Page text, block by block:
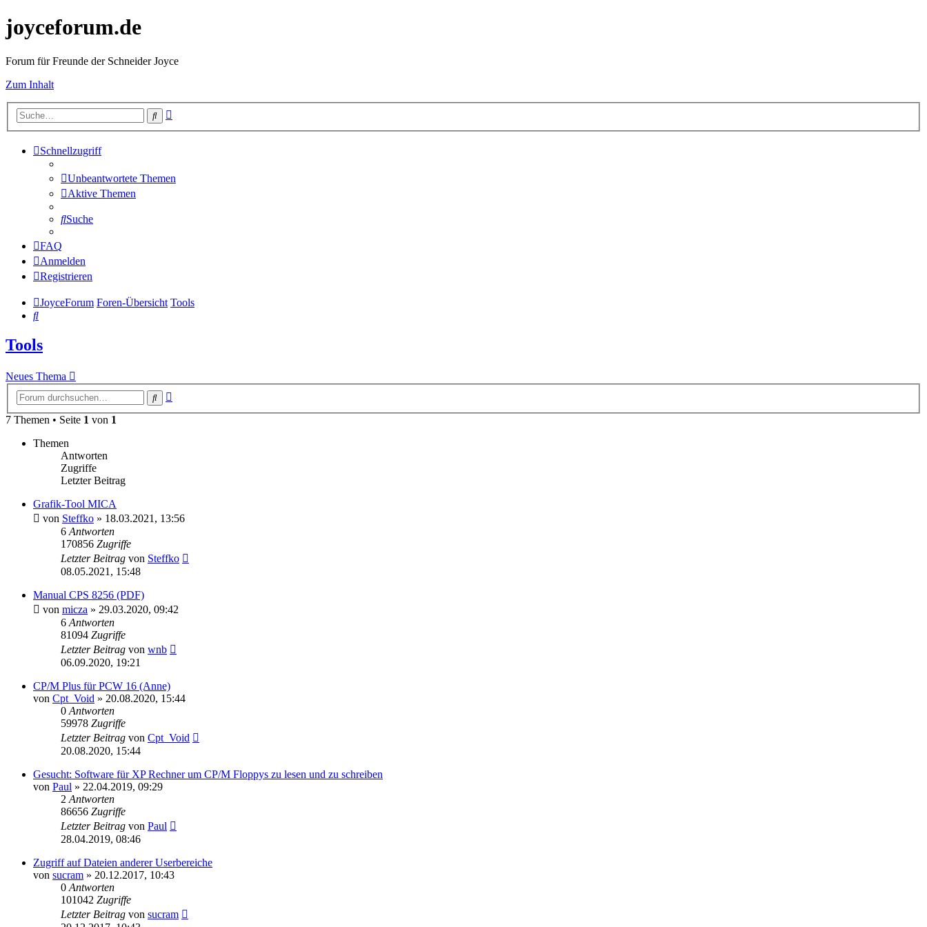
joyceforum.de
Forum für Freunde der Schneider Joyce
Zum Inhalt
Suche
Schnellzugriff
Unbeantwortete Themen
Aktive Themen
Suche
FAQ
Anmelden
Registrieren
JoyceForum Foren-Übersicht Tools
Suche
Tools
Neues Thema
Suche
7 Themen • Seite 1 von 1
Themen
Antworten
Zugriffe
Letzter Beitrag
Grafik-Tool MICA
von Steffko » 18.03.2021, 13:56
6 Antworten
170856 Zugriffe
Letzter Beitrag von Steffko
08.05.2021, 15:48
Manual CPS 8256 (PDF)
von micza » 29.03.2020, 09:42
6 Antworten
81094 Zugriffe
Letzter Beitrag von wnb
06.09.2020, 19:21
CP/M Plus für PCW 16 (Anne)
von Cpt_Void » 20.08.2020, 15:44
0 Antworten
59978 Zugriffe
Letzter Beitrag von Cpt_Void
20.08.2020, 15:44
Gesucht: Software für XP Rechner um CP/M Floppys zu lesen und zu schreiben
von Paul » 22.04.2019, 09:29
2 Antworten
86656 Zugriffe
Letzter Beitrag von Paul
28.04.2019, 08:46
Zugriff auf Dateien anderer Userbereiche
von sucram » 20.12.2017, 10:43
0 Antworten
101042 Zugriffe
Letzter Beitrag von sucram